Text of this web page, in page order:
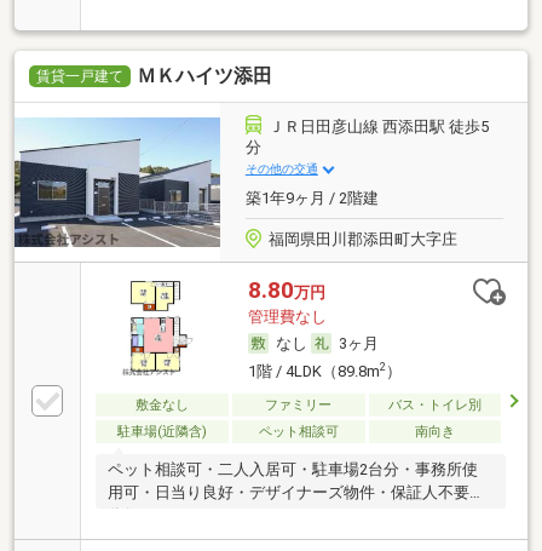
賃貸一戸建て ＭＫハイツ添田
ＪＲ日田彦山線 西添田駅 徒歩5
分
その他の交通
築1年9ヶ月 / 2階建
福岡県田川郡添田町大字庄
8.80万円
管理費なし
なし
3ヶ月
1階 / 4LDK（89.8m2）
敷金なし ファミリー
バス・トイレ別
駐車場(近隣含)
ペット相談可 南向き
ペット相談可・二人入居可・駐車場2台分・事務所使
用可・日当り良好・デザイナーズ物件・保証人不要／